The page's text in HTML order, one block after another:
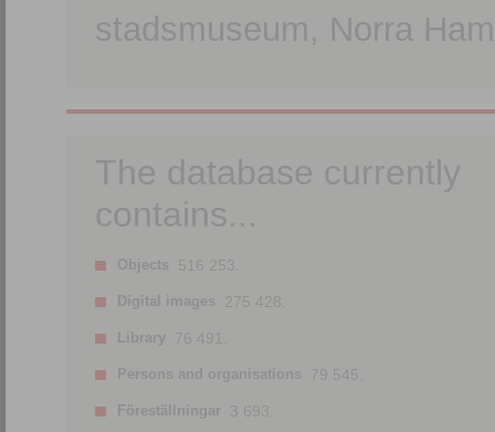
stadsmuseum, Norra
The database currently
contains...
Objects 516 253.
Digital images 275 428.
Library 76 491.
Persons and organisations 79 545.
Föreställningar 3 693.